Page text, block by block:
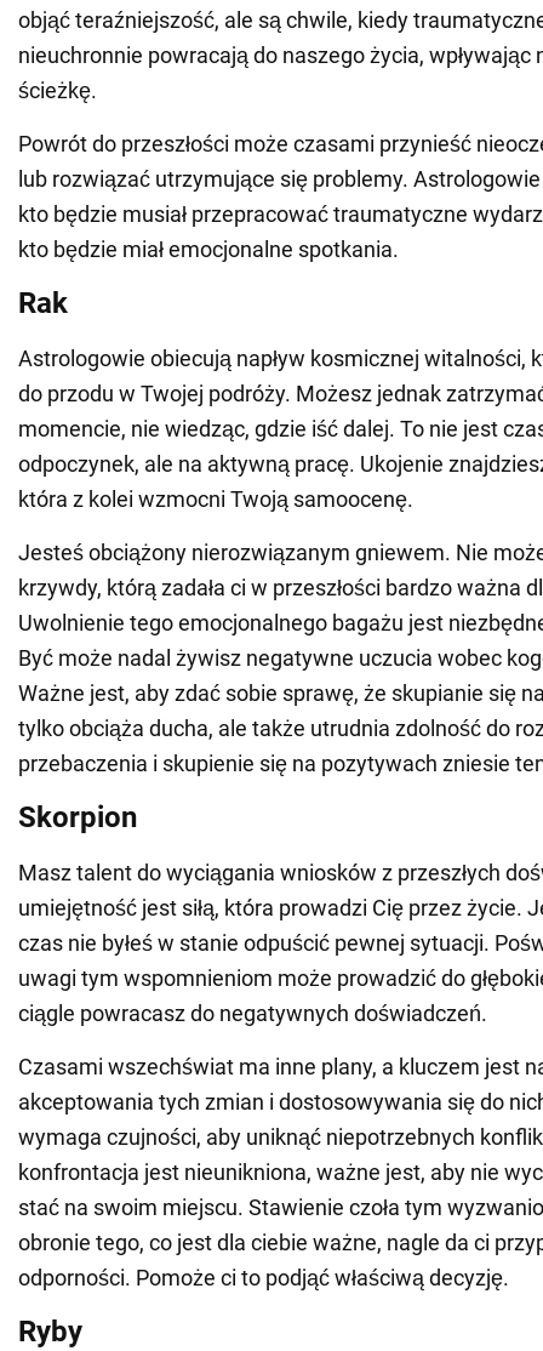
objąć teraźniejszość, ale są chwile, kiedy
nieuchronnie powracają do naszego życia, wpływając
ścieżkę.
Powrót do przeszłości może czasami przynieść
lub rozwiązać utrzymujące się problemy.
kto będzie musiał przepracować traumatyczne
kto będzie miał emocjonalne spotkania.
Rak
Astrologowie obiecują napływ kosmicznej witalności,
do przodu w Twojej podróży. Możesz jednak
momencie, nie wiedząc, gdzie iść dalej. To nie jest
odpoczynek, ale na aktywną pracę. Ukojenie
która z kolei wzmocni Twoją samoocenę.
Jesteś obciążony nierozwiązanym gniewem. Nie
krzywdy, którą zadała ci w przeszłości bardzo ważna
Uwolnienie tego emocjonalnego bagażu jest
Być może nadal żywisz negatywne uczucia wobec
Ważne jest, aby zdać sobie sprawę, że skupianie się
tylko obciąża ducha, ale także utrudnia zdolność do
przebaczenia i skupienie się na pozytywach zniesie
Skorpion
Masz talent do wyciągania wniosków z przeszłych
umiejętność jest siłą, która prowadzi Cię przez życie.
czas nie byłeś w stanie odpuścić pewnej sytuacji.
uwagi tym wspomnieniom może prowadzić do
ciągle powracasz do negatywnych doświadczeń.
Czasami wszechświat ma inne plany, a kluczem jest
akceptowania tych zmian i dostosowywania się do
wymaga czujności, aby uniknąć niepotrzebnych
konfrontacja jest nieunikniona, ważne jest, aby nie
stać na swoim miejscu. Stawienie czoła tym
obronie tego, co jest dla ciebie ważne, nagle da ci
odporności. Pomoże ci to podjąć właściwą decyzję.
Ryby